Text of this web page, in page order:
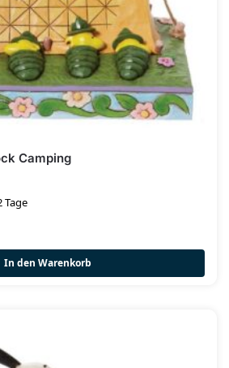
Camping
Tage
In den Warenkorb